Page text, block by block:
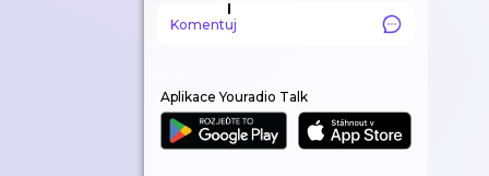
Komentuj
Aplikace Youradio Talk